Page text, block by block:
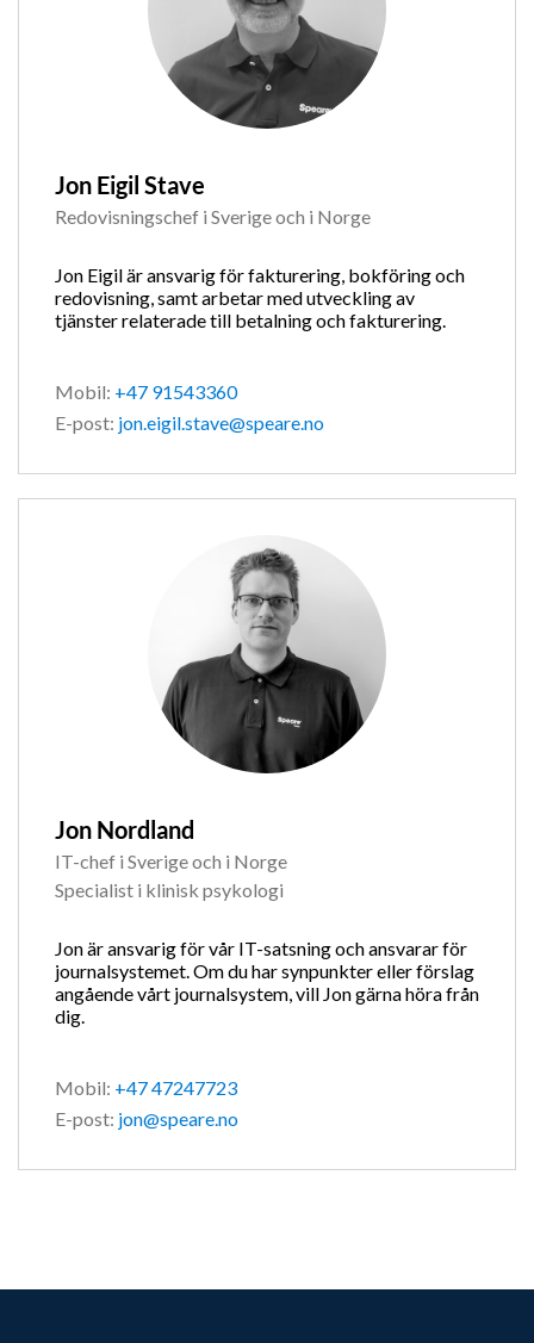
Jon Eigil Stave
Redovisningschef i Sverige och i Norge
Jon Eigil är ansvarig för fakturering, bokföring och
redovisning, samt arbetar med utveckling av
tjänster relaterade till betalning och fakturering.
Mobil: +47 91543360
E-post: jon.eigil.stave@speare.no
Jon Nordland
IT-chef i Sverige och i Norge
Specialist i klinisk psykologi
Jon är ansvarig för vår IT-satsning och ansvarar för
journalsystemet. Om du har synpunkter eller förslag
angående vårt journalsystem, vill Jon gärna höra från
dig.
Mobil: +47 47247723
E-post: jon@speare.no